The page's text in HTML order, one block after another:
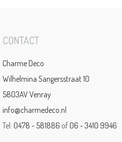
CONTACT
Charme Deco
Wilhelmina Sangersstraat 10
5803AV Venray
info@charmedeco.nl
Tel: 0478 - 581886 of 06 - 3410 9946